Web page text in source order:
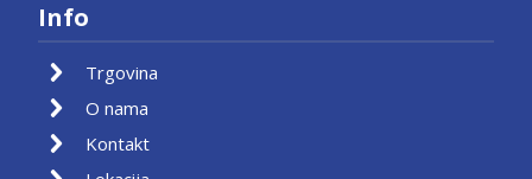
Info
Trgovina
O nama
Kontakt